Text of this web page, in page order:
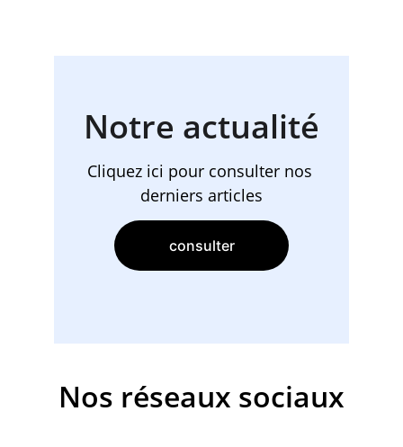
Notre actualité
Cliquez ici pour consulter nos
derniers articles
consulter
Nos réseaux sociaux